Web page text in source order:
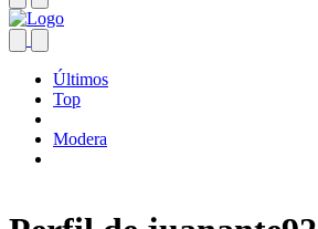
Últimos
Top
Modera